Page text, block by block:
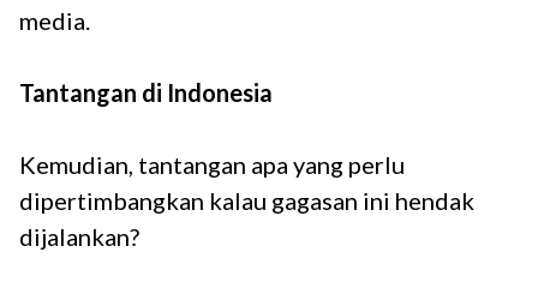
media.
Tantangan di Indonesia
Kemudian, tantangan apa yang perlu
dipertimbangkan kalau gagasan ini hendak
dijalankan?